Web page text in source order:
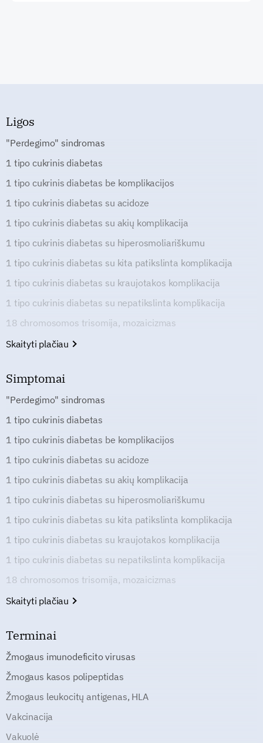
Ligos
"Perdegimo" sindromas
1 tipo cukrinis diabetas
1 tipo cukrinis diabetas be komplikacijos
1 tipo cukrinis diabetas su acidoze
1 tipo cukrinis diabetas su akių komplikacija
1 tipo cukrinis diabetas su hiperosmoliariškumu
1 tipo cukrinis diabetas su kita patikslinta komplikacija
1 tipo cukrinis diabetas su kraujotakos komplikacija
1 tipo cukrinis diabetas su nepatikslinta komplikacija
18 chromosomos trisomija, mozaicizmas
Skaityti plačiau
Simptomai
"Perdegimo" sindromas
1 tipo cukrinis diabetas
1 tipo cukrinis diabetas be komplikacijos
1 tipo cukrinis diabetas su acidoze
1 tipo cukrinis diabetas su akių komplikacija
1 tipo cukrinis diabetas su hiperosmoliariškumu
1 tipo cukrinis diabetas su kita patikslinta komplikacija
1 tipo cukrinis diabetas su kraujotakos komplikacija
1 tipo cukrinis diabetas su nepatikslinta komplikacija
18 chromosomos trisomija, mozaicizmas
Skaityti plačiau
Terminai
Žmogaus imunodeficito virusas
Žmogaus kasos polipeptidas
Žmogaus leukocitų antigenas, HLA
Vakcinacija
Vakuolė